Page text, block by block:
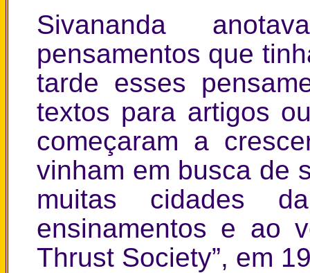
Sivananda
pensamentos que
tarde esses
textos para artigos
começaram a
vinham em busca de
muitas cidades
ensinamentos e ao
Thrust Society”, em